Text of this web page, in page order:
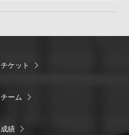
チケット
チーム
成績